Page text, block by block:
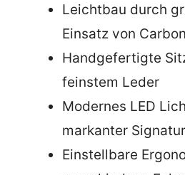
Leichtbau durch
Einsatz von Carbon
Handgefertigte
feinstem Leder
Modernes LED
markanter Signatur
Einstellbare